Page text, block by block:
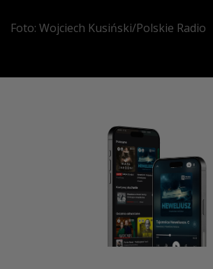
Foto: Wojciech Kusiński/Polskie Radio